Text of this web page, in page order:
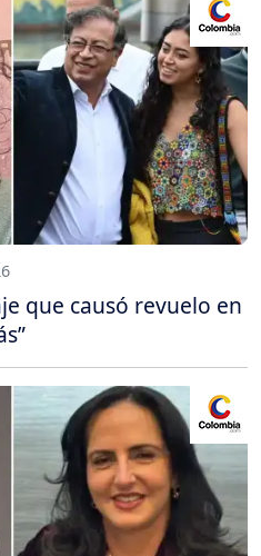
que causó revuelo en